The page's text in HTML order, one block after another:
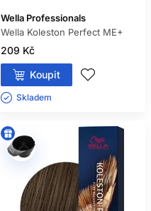
Wella Professionals
Wella Koleston Perfect ME+
209 Kč
Koupit
Skladem ㅤ